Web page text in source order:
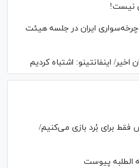
نیست!
ایران در جلسه هیئت
اینفانتینو: اشتباه کردیم
فقط برای بُرد بازی می‌کنیم/
الطلبه پیوست